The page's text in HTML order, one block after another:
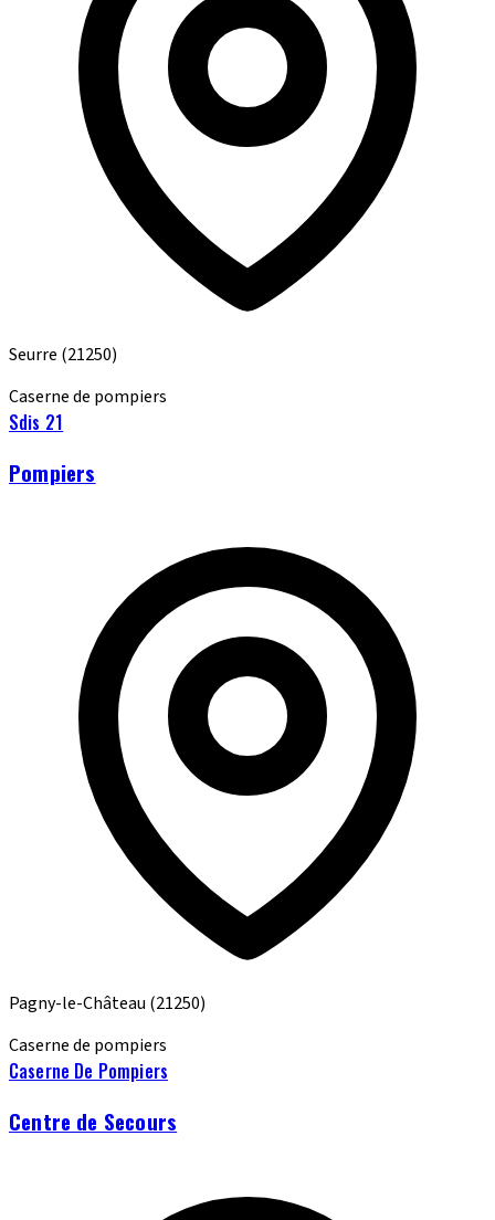
Seurre (21250)
Caserne de pompiers
Sdis 21
Pompiers
Pagny-le-Château (21250)
Caserne de pompiers
Caserne De Pompiers
Centre de Secours